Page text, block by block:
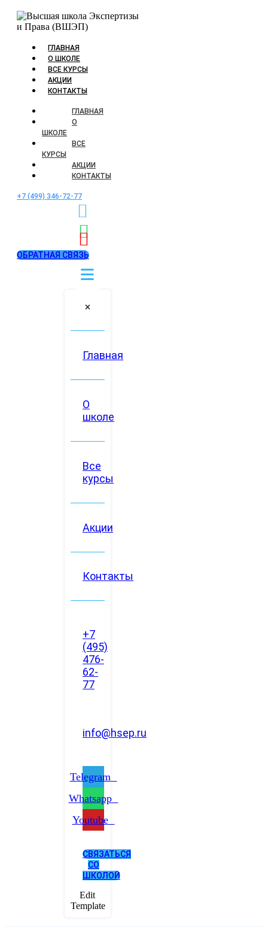
ГЛАВНАЯ
О ШКОЛЕ
ВСЕ КУРСЫ
АКЦИИ
КОНТАКТЫ
ГЛАВНАЯ
О
ШКОЛЕ
ВСЕ
КУРСЫ
АКЦИИ
КОНТАКТЫ
+7 (499) 346-72-77
ОБРАТНАЯ СВЯЗЬ
Главная
О
школе
Все
курсы
Акции
Контакты
+7
(495)
476-
62-
77
info@hsep.ru
Telegram
Whatsapp
Youtube
СВЯЗАТЬСЯ
СО
ШКОЛОЙ
Edit
Template